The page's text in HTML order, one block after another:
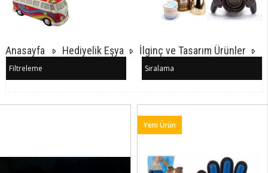
Anasayfa Hediyelik Eşya İlginç ve Tasarım Ürünler
Filtreleme Sıralama
Yeni Ürün